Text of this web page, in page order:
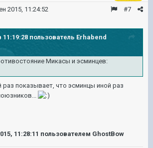
#7
2015, 11:24:52
11:19:28 пользователь Erhabend
Микасы и эсминцев:
показывает, что эсминцы иной раз
11:28:11 пользователем GhostBow